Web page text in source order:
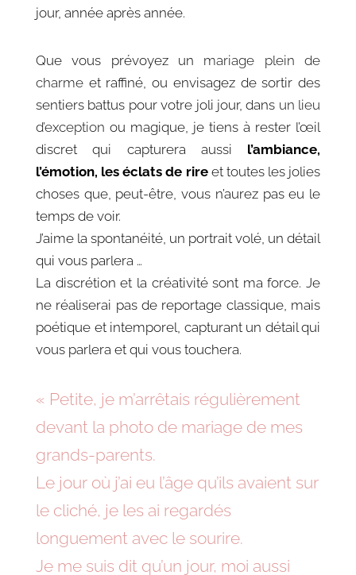
jour, année après année.
Que vous prévoyez un mariage plein de
charme et raffiné, ou envisagez de sortir des
sentiers battus pour votre joli jour, dans un lieu
d’exception ou magique, je tiens à rester l’œil
discret qui capturera aussi l’ambiance,
l’émotion, les éclats de rireet toutes les jolies
choses que, peut-être, vous n’aurez pas eu le
temps de voir.
J’aime la spontanéité, un portrait volé, un détail
qui vous parlera …
La discrétion et la créativité sont ma force. Je
ne réaliserai pas de reportage classique, mais
poétique et intemporel, capturant un détail qui
vous parlera et qui vous touchera.
« Petite, je m’arrêtais régulièrement
devant la photo de mariage de mes
grands-parents.
Le jour où j’ai eu l’âge qu’ils avaient sur
le cliché, je les ai regardés
longuement avec le sourire.
Je me suis dit qu’un jour, moi aussi